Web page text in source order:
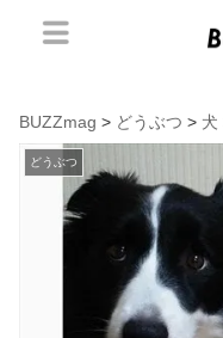
BUZZmag > どうぶつ > 犬
どうぶつ